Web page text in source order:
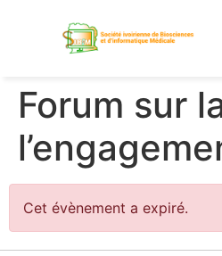
Forum sur
Cet évènement a expiré.